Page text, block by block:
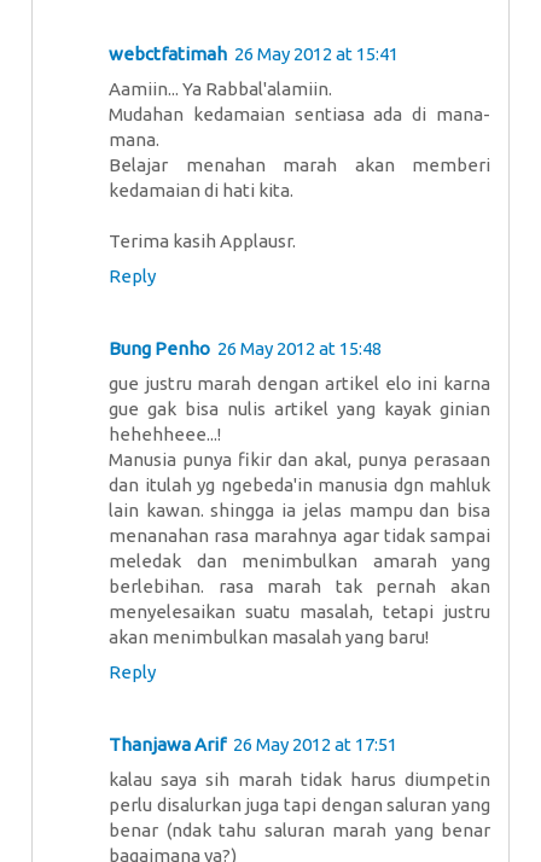
webctfatimah 26 May 2012 at 15:41
Aamiin... Ya Rabbal'alamiin.
Mudahan kedamaian sentiasa ada di mana-
mana.
Belajar menahan marah akan memberi
kedamaian di hati kita.
Terima kasih Applausr.
Reply
Bung Penho 26 May 2012 at 15:48
gue justru marah dengan artikel elo ini karna
gue gak bisa nulis artikel yang kayak ginian
hehehheee...!
Manusia punya fikir dan akal, punya perasaan
dan itulah yg ngebeda'in manusia dgn mahluk
lain kawan. shingga ia jelas mampu dan bisa
menanahan rasa marahnya agar tidak sampai
meledak dan menimbulkan amarah yang
berlebihan. rasa marah tak pernah akan
menyelesaikan suatu masalah, tetapi justru
akan menimbulkan masalah yang baru!
Reply
Thanjawa Arif 26 May 2012 at 17:51
kalau saya sih marah tidak harus diumpetin
perlu disalurkan juga tapi dengan saluran yang
benar (ndak tahu saluran marah yang benar
bagaimana ya?)